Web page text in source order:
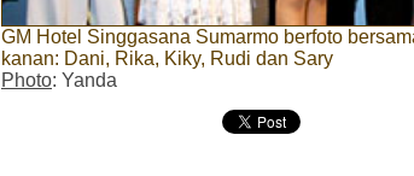
GM Hotel Singgasana Sumarmo berfoto
kanan: Dani, Rika, Kiky, Rudi dan Sary
Photo: Yanda